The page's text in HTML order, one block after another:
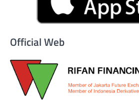
Official Web